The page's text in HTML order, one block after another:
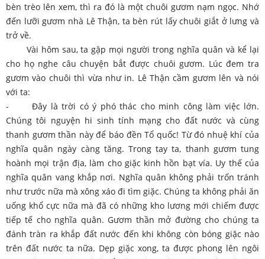
bèn trèo lên xem, thì ra đó là một chuôi gươm nạm ngọc. Nhớ
đến lưỡi gươm nhà Lê Thận, ta bèn rút lấy chuôi giắt ở lưng và
trở về.
Vài hôm sau, ta gặp mọi người trong nghĩa quân và kể lại
cho họ nghe câu chuyện bắt được chuôi gươm. Lúc đem tra
gươm vào chuôi thì vừa như in. Lê Thận cầm gươm lên và nói
với ta:
- Đây là trời có ý phó thác cho minh công làm việc lớn.
Chúng tôi nguyện hi sinh tính mạng cho đất nước và cùng
thanh gươm thần này để báo đền Tổ quốc! Từ đó nhuệ khí của
nghĩa quân ngày càng tăng. Trong tay ta, thanh gươm tung
hoành mọi trận địa, làm cho giặc kinh hồn bạt vía. Uy thế của
nghĩa quân vang khắp nơi. Nghĩa quân không phải trốn tránh
như trước nữa mà xông xáo đi tìm giặc. Chúng ta không phải ăn
uống khổ cực nữa mà đã có những kho lương mới chiếm được
tiếp tế cho nghĩa quân. Gươm thần mở đường cho chúng ta
đánh tràn ra khắp đất nước đến khi không còn bóng giặc nào
trên đất nước ta nữa. Dẹp giặc xong, ta được phong lên ngôi